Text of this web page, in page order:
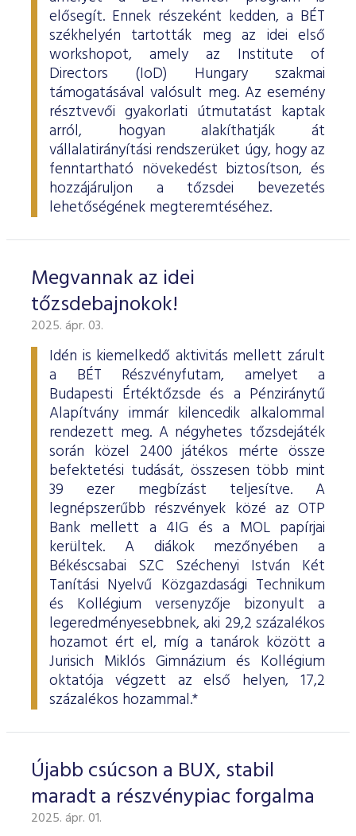
elősegít. Ennek részeként kedden, a BÉT
székhelyén tartották meg az idei első
workshopot, amely az Institute of
Directors (IoD) Hungary szakmai
támogatásával valósult meg. Az esemény
résztvevői gyakorlati útmutatást kaptak
arról, hogyan alakíthatják át
vállalatirányítási rendszerüket úgy, hogy az
fenntartható növekedést biztosítson, és
hozzájáruljon a tőzsdei bevezetés
lehetőségének megteremtéséhez.
Megvannak az idei
tőzsdebajnokok!
2025. ápr. 03.
Idén is kiemelkedő aktivitás mellett zárult
a BÉT Részvényfutam, amelyet a
Budapesti Értéktőzsde és a Pénziránytű
Alapítvány immár kilencedik alkalommal
rendezett meg. A négyhetes tőzsdejáték
során közel 2400 játékos mérte össze
befektetési tudását, összesen több mint
39 ezer megbízást teljesítve. A
legnépszerűbb részvények közé az OTP
Bank mellett a 4IG és a MOL papírjai
kerültek. A diákok mezőnyében a
Békéscsabai SZC Széchenyi István Két
Tanítási Nyelvű Közgazdasági Technikum
és Kollégium versenyzője bizonyult a
legeredményesebbnek, aki 29,2 százalékos
hozamot ért el, míg a tanárok között a
Jurisich Miklós Gimnázium és Kollégium
oktatója végzett az első helyen, 17,2
százalékos hozammal.*
Újabb csúcson a BUX, stabil
maradt a részvénypiac forgalma
2025. ápr. 01.